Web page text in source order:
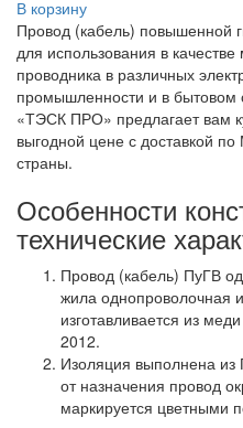
В корзину
Провод (кабель) повышенной
для использования в
проводника в различных
промышленности и в бытовом
«ТЭСК ПРО» предлагает вам
выгодной цене с доставкой
страны.
Особенности
технические
Провод (кабель) ПуГВ
жила однопроволочная
изготавливается из
2012.
Изоляция выполнена из
от назначения провод
маркируется цветными